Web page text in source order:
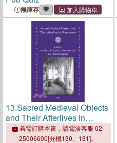
無庫存
13.Sacred Medieval Objects
and Their Afterlives in
Scandinavia
若需訂購本書，請電洽客服 02-
25006600[分機130、131]。